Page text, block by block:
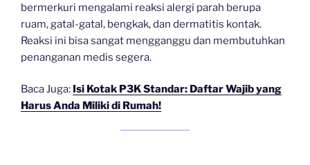
bermerkuri mengalami reaksi alergi parah berupa
ruam, gatal-gatal, bengkak, dan dermatitis kontak.
Reaksi ini bisa sangat mengganggu dan membutuhkan
penanganan medis segera.
Baca Juga: Isi Kotak P3K Standar: Daftar Wajib yang
Harus Anda Miliki di Rumah!